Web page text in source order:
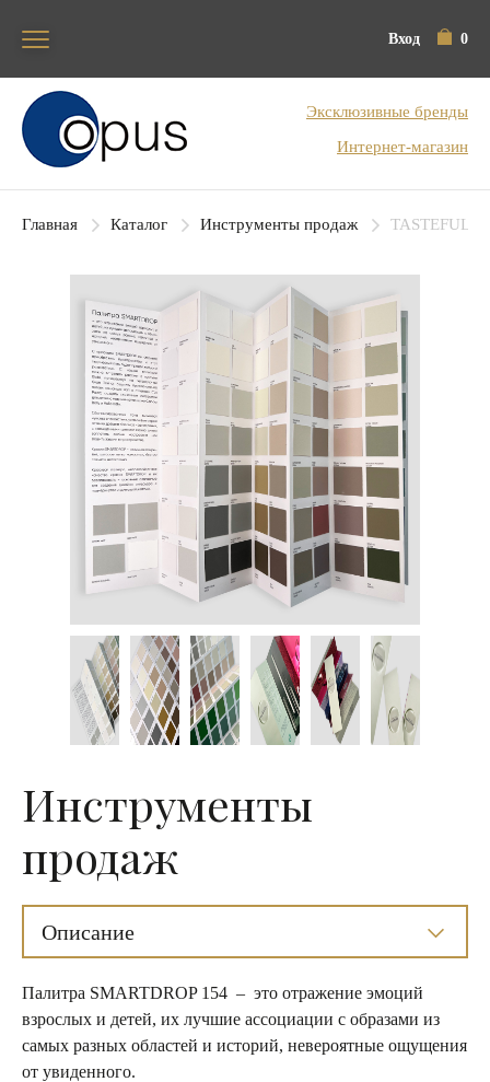
Вход 0
Блок поиска
Эксклюзивные бренды
Интернет-магазин
Главная Каталог Инструменты продаж TASTEFULL
Инструменты
продаж
Описание
Палитра SMARTDROP 154 – это отражение эмоций
взрослых и детей, их лучшие ассоциации с образами из
самых разных областей и историй, невероятные ощущения
от увиденного.